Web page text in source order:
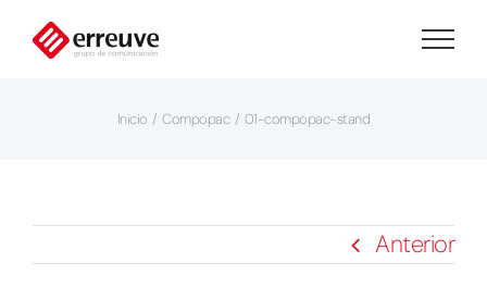
Saltar
Inicio Compopac 01-compopac-stand
Anterior